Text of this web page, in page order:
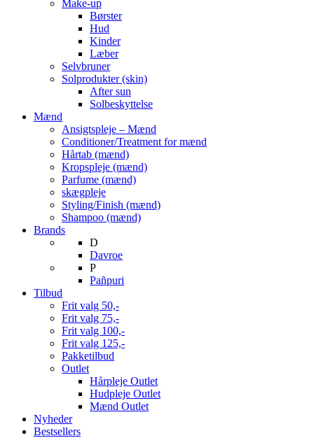
Make-up
Børster
Hud
Kinder
Læber
Selvbruner
Solprodukter (skin)
After sun
Solbeskyttelse
Mænd
Ansigtspleje – Mænd
Conditioner/Treatment for mænd
Hårtab (mænd)
Kropspleje (mænd)
Parfume (mænd)
skægpleje
Styling/Finish (mænd)
Shampoo (mænd)
Brands
D
Davroe
P
Pañpuri
Tilbud
Frit valg 50,-
Frit valg 75,-
Frit valg 100,-
Frit valg 125,-
Pakketilbud
Outlet
Hårpleje Outlet
Hudpleje Outlet
Mænd Outlet
Nyheder
Bestsellers